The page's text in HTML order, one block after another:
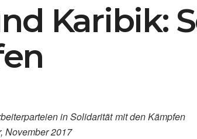
Karibik:
in Solidarität mit den Kämpfen
November 2017